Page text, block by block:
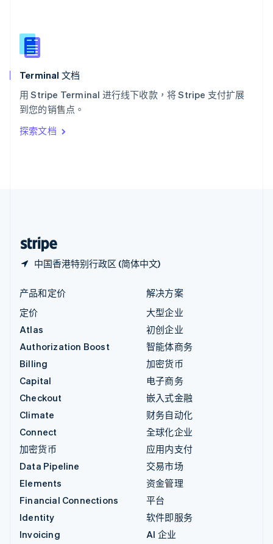
Terminal 文档
用 Stripe Terminal 进行线下收款，将 Stripe 支付扩展
到您的销售点。
探索文档
中国香港特别行政区 (简体中文)
English
新西兰
匈牙利
意大利
ItalianoEnglish
印度
English
产品和定价
定价
Atlas
Authorization Boost
Billing
Capital
Checkout
Climate
Connect
加密货币
Data Pipeline
Elements
Financial Connections
Identity
Invoicing
解决方案
大型企业
初创企业
智能体商务
加密货币
电子商务
嵌入式金融
财务自动化
全球化企业
应用内支付
交易市场
资金管理
平台
软件即服务
AI 企业